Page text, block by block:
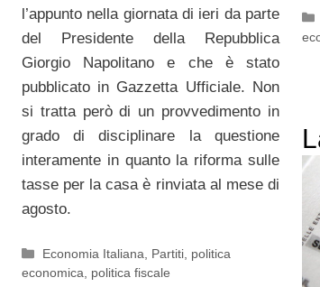
l’appunto nella giornata di ieri da parte
del Presidente della Repubblica
Giorgio Napolitano e che è stato
pubblicato in Gazzetta Ufficiale. Non
si tratta però di un provvedimento in
grado di disciplinare la questione
interamente in quanto la riforma sulle
tasse per la casa è rinviata al mese di
agosto.
Categorie
Economia Italiana Partiti politica
economica
politica fiscale